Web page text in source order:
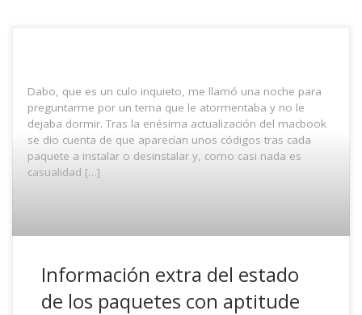
Dabo, que es un culo inquieto, me llamó una noche para
preguntarme por un tema que le atormentaba y no le
dejaba dormir. Tras la enésima actualización del macbook
se dio cuenta de que aparecían unos códigos tras cada
paquete a instalar o desinstalar y, como casi nada es
casualidad […]
Información extra del estado
de los paquetes con aptitude